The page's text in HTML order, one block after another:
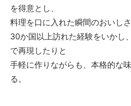
を得意とし、
料理を口に入れた瞬間のおいし
30か国以上訪れた経験をいかし
で再現したりと
手軽に作りながらも、本格的な
る。